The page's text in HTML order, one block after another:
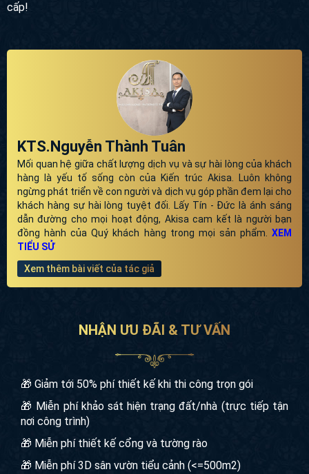
cấp!
KTS.Nguyễn Thành Tuân
Mối quan hệ giữa chất lượng dịch vụ và sự hài lòng của khách
hàng là yếu tố sống còn của Kiến trúc Akisa. Luôn không
ngừng phát triển về con người và dịch vụ góp phần đem lại cho
khách hàng sự hài lòng tuyệt đối. Lấy Tín - Đức là ánh sáng
dẫn đường cho mọi hoạt động, Akisa cam kết là người bạn
đồng hành của Quý khách hàng trong mọi sản phẩm. XEM
TIỂU SỬ
Xem thêm bài viết của tác giả
NHẬN ƯU ĐÃI & TƯ VẤN
🎁 Giảm tới 50% phí thiết kế khi thi công trọn gói
🎁 Miễn phí khảo sát hiện trạng đất/nhà (trực tiếp tận
nơi công trình)
🎁 Miễn phí thiết kế cổng và tường rào
🎁 Miễn phí 3D sân vườn tiểu cảnh (<=500m2)